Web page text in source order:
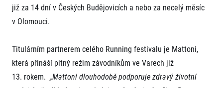
již za 14 dní v Českých Budějovicích a nebo za necelý měsíc
v Olomouci.
Titulárním partnerem celého Running festivalu je Mattoni,
která přináší pitný režim závodníkům ve Varech již
13. rokem. „Mattoni dlouhodobě podporuje zdravý životní